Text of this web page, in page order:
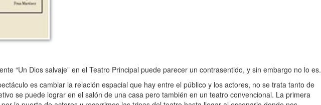
“Un Dios salvaje” en el Teatro Principal puede parecer un contrasentido, y sin embargo no lo es.
es cambiar la relación espacial que hay entre el público y los actores, no se trata tanto de
se puede lograr en el salón de una casa pero también en un teatro convencional. La primera